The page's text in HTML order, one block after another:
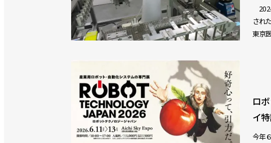
され
東京
ロ
イ
今年